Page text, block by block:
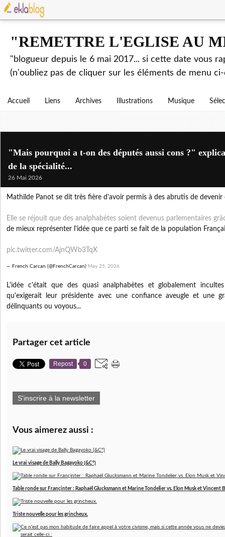
"REMETTRE L'EGLISE AU
"blogueur depuis le 6 mai 2017... si cette date vous
(n'oubliez pas de cliquer sur les éléments de menu
Accueil Liens Archives Illustrations Musique
"Mais pourquoi a t-on des députés aussi cons ?"
de la spécialité...
26 Mai 2026
Mathilde Panot se dit très fière d'avoir permis à des abrutis de devenir
Elle se réjouit que des analphabètes soient devenus parlementaires
de mieux représenter l'idée que ce parti se fait de la population
pic.twitter.com/AjnQWb3TqX
— French Carcan (@FrenchCarcan) May 25, 2026
L'idée c'était que des quasi analphabètes et globalement
qu'exigerait leur présidente avec une confiance aveugle et une
délinquants ou voyous...
Partager cet article
Repost 0
S'inscrire à la newsletter
Vous aimerez aussi :
Le vrai visage de Bally Bagayoko (&C°)
Table ronde sur Françinter : Raphaël Glucksmann et Marine Tondelier vs. Elon Musk et Vincent
Triste nouvelle pour les grincheux.